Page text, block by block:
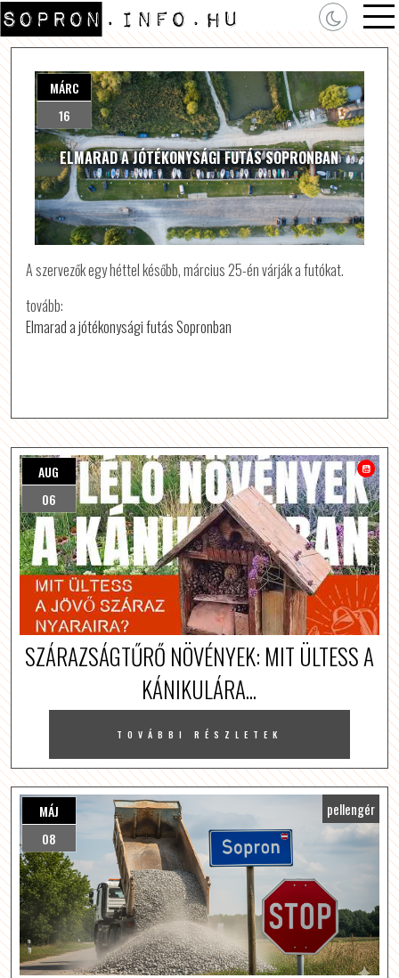
ELMARAD A JÓTÉKONYSÁGI FUTÁS SOPRONBAN
MÁRC
16
A szervezők egy héttel később, március 25-én várják a futókat.
tovább:
Elmarad a jótékonysági futás Sopronban
AUG
06
SZÁRAZSÁGTŰRŐ NÖVÉNYEK: MIT ÜLTESS A
KÁNIKULÁRA...
TOVÁBBI RÉSZLETEK
MÁJ
08
pellengér